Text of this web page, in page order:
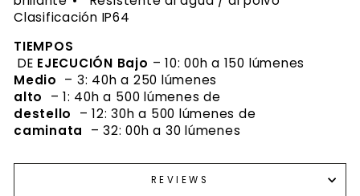
Clasificación IP64
TIEMPOS
DE EJECUCIÓN Bajo – 10: 00h a 150 lúmenes
Medio – 3: 40h a 250 lúmenes
alto
– 1: 40h a 500 lúmenes de
destello
– 12: 30h a 500 lúmenes de
caminata
– 32: 00h a 30 lúmenes
REVIEWS